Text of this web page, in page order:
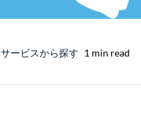
サービスから探す 1 min read